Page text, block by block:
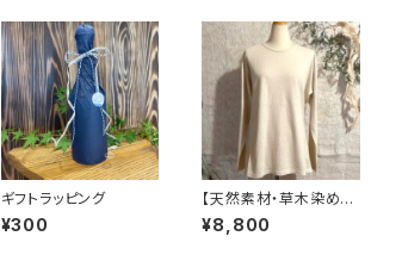
ギフトラッピング
¥300
【天然素材・草木染め】U
nisex ロングTシャツ
ヘンプコットン ナチュ
¥8,800